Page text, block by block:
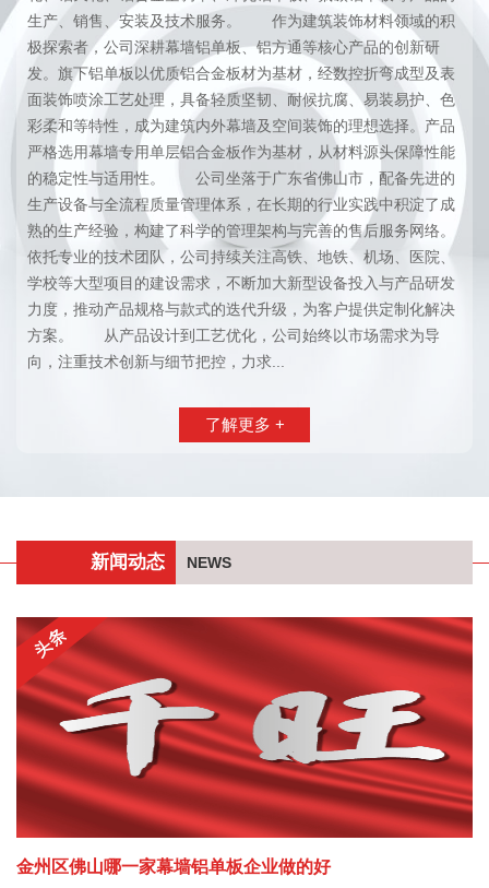
生产、销售、安装及技术服务。 作为建筑装饰材料领域的积
极探索者，公司深耕幕墙铝单板、铝方通等核心产品的创新研
发。旗下铝单板以优质铝合金板材为基材，经数控折弯成型及表
面装饰喷涂工艺处理，具备轻质坚韧、耐候抗腐、易装易护、色
彩柔和等特性，成为建筑内外幕墙及空间装饰的理想选择。产品
严格选用幕墙专用单层铝合金板作为基材，从材料源头保障性能
的稳定性与适用性。 公司坐落于广东省佛山市，配备先进的
生产设备与全流程质量管理体系，在长期的行业实践中积淀了成
熟的生产经验，构建了科学的管理架构与完善的售后服务网络。
依托专业的技术团队，公司持续关注高铁、地铁、机场、医院、
学校等大型项目的建设需求，不断加大新型设备投入与产品研发
力度，推动产品规格与款式的迭代升级，为客户提供定制化解决
方案。 从产品设计到工艺优化，公司始终以市场需求为导
向，注重技术创新与细节把控，力求...
了解更多 +
新闻动态 NEWS
金州区佛山哪一家幕墙铝单板企业做的好